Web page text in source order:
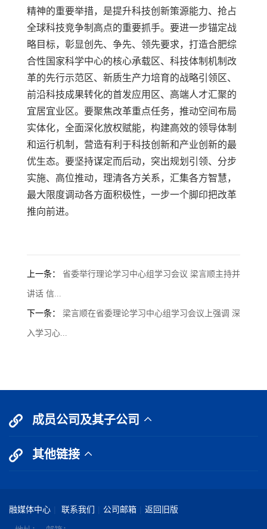
精神的重要举措，是提升科技创新策源能力、抢占
全球科技竞争制高点的重要抓手。要进一步锚定战
略目标，彰显创先、争先、领先要求，打造合肥综
合性国家科学中心的核心承载区、科技体制机制改
革的先行示范区、新质生产力培育的战略引领区、
前沿科技成果转化的首发应用区、高端人才汇聚的
宜居宜业区。要聚焦改革重点任务，推动空间布局
实体化，全面深化放权赋能，构建高效的领导体制
和运行机制，营造有利于科技创新和产业创新的最
优生态。要坚持谋定而后动，突出规划引领、分步
实施、高位推动，理清各方关系，汇集各方智慧，
最大限度调动各方面积极性，一步一个脚印把改革
推向前进。
上一条： 省委举行理论学习中心组学习会议 梁言顺主持并
讲话 信...
下一条： 梁言顺在省委理论学习中心组学习会议上强调 深
入学习心...
成员公司及其子公司
其他链接
融媒体中心 联系我们 公司邮箱 返回旧版